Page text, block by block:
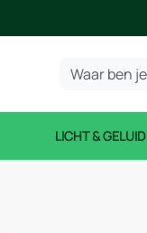
LICHT & GELUID